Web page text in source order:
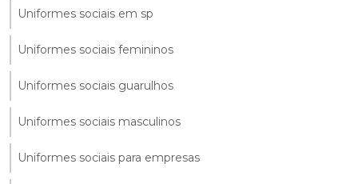
Uniformes sociais em sp
Uniformes sociais femininos
Uniformes sociais guarulhos
Uniformes sociais masculinos
Uniformes sociais para empresas